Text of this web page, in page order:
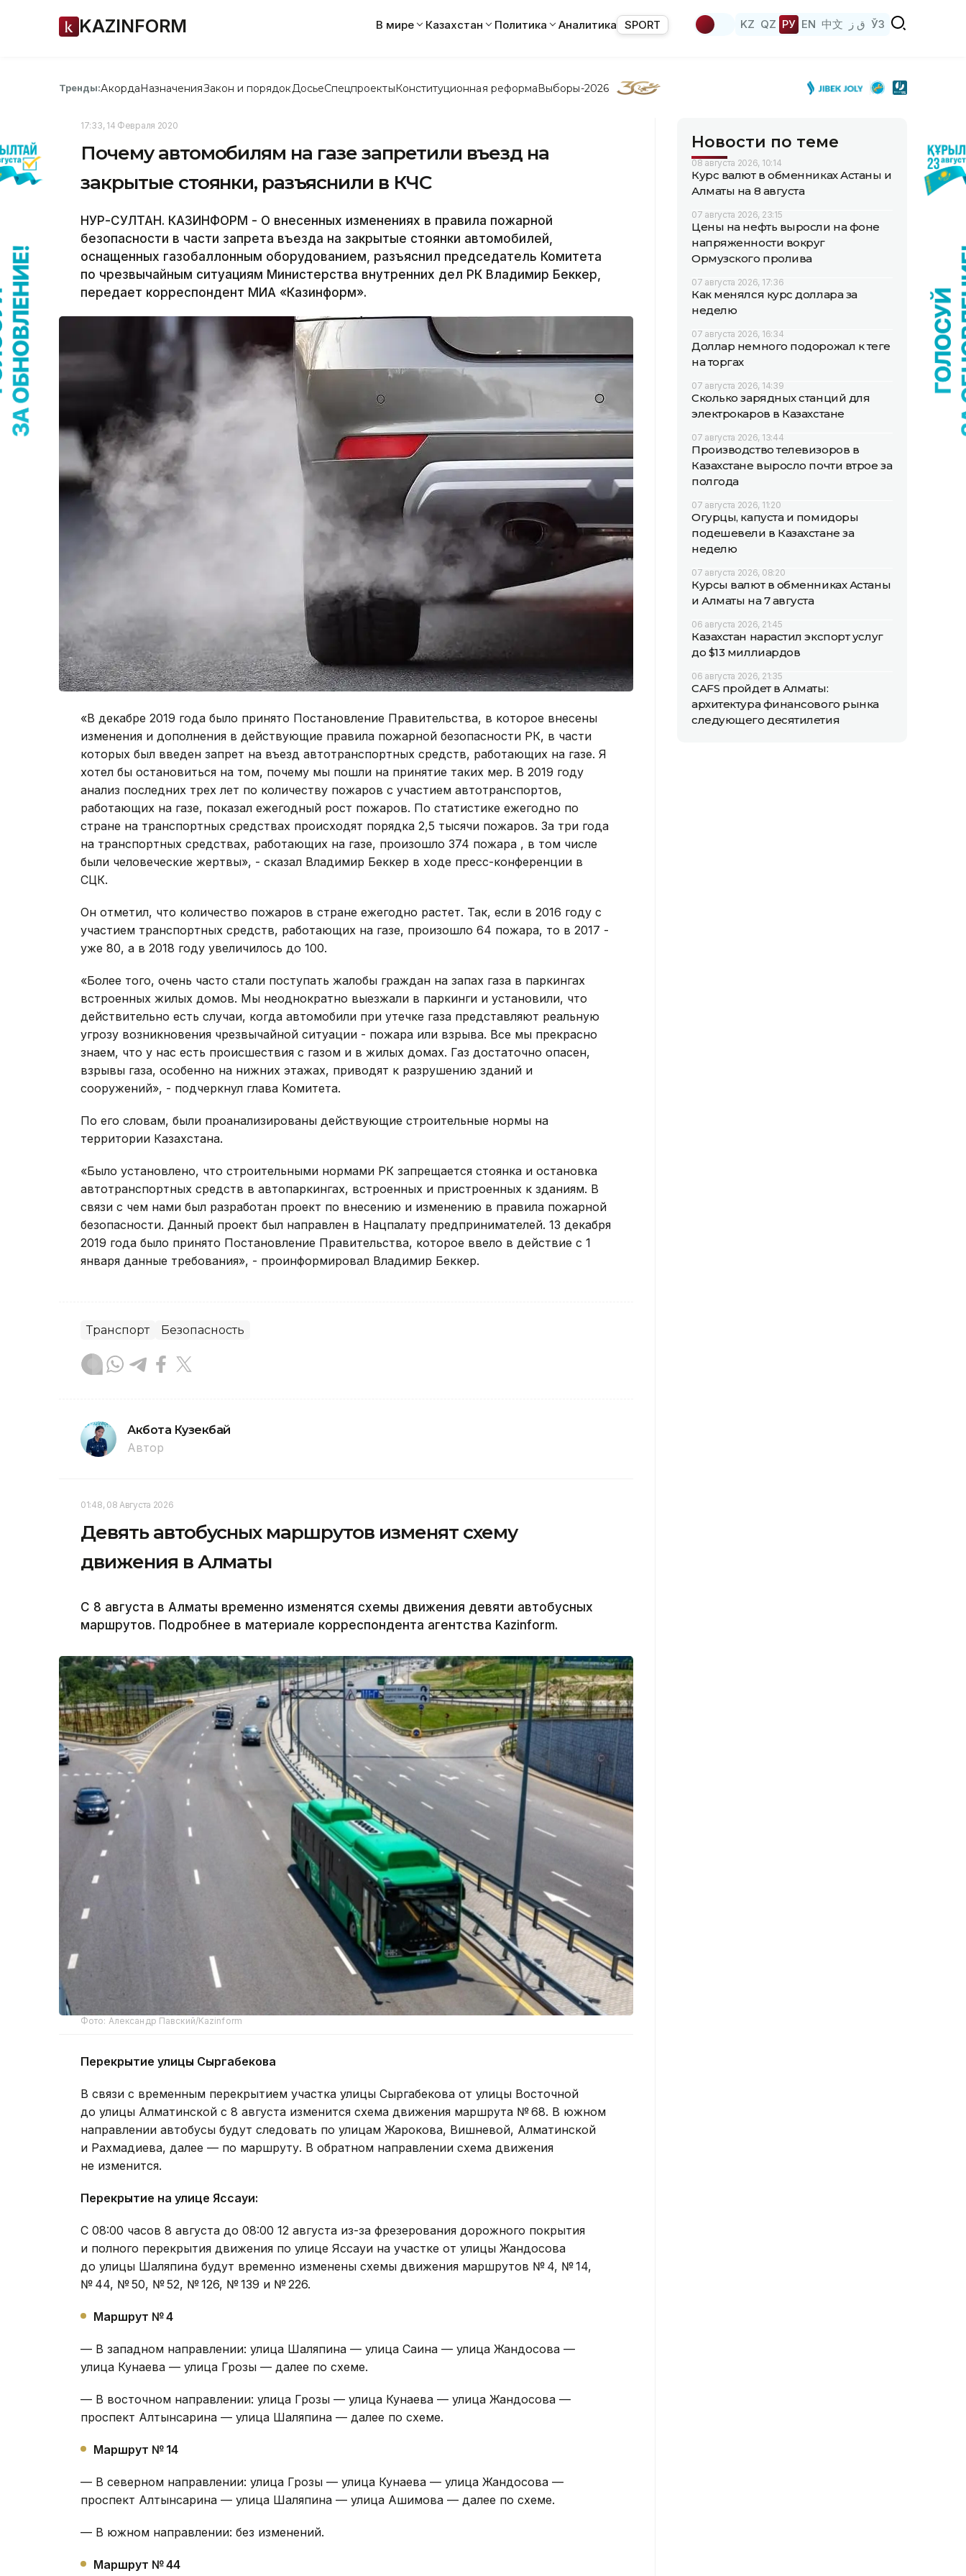
KAZINFORM В мире Казахстан Политика Аналитика SPORT KZ QZ РУ EN 中文 ق ز ЎЗ
Тренды:АкордаНазначенияЗакон и порядок ДосьеСпецпроектыКонституционная реформаВыборы-2026
17:33, 14 Февраля 2020
Почему автомобилям на газе запретили въезд на
закрытые стоянки, разъяснили в КЧС
НУР-СУЛТАН. КАЗИНФОРМ - О внесенных изменениях в правила пожарной
безопасности в части запрета въезда на закрытые стоянки автомобилей,
оснащенных газобаллонным оборудованием, разъяснил председатель Комитета
по чрезвычайным ситуациям Министерства внутренних дел РК Владимир Беккер,
передает корреспондент МИА «Казинформ».
«В декабре 2019 года было принято Постановление Правительства, в которое внесены
изменения и дополнения в действующие правила пожарной безопасности РК, в части
которых был введен запрет на въезд автотранспортных средств, работающих на газе. Я
хотел бы остановиться на том, почему мы пошли на принятие таких мер. В 2019 году
анализ последних трех лет по количеству пожаров с участием автотранспортов,
работающих на газе, показал ежегодный рост пожаров. По статистике ежегодно по
стране на транспортных средствах происходят порядка 2,5 тысячи пожаров. За три года
на транспортных средствах, работающих на газе, произошло 374 пожара , в том числе
были человеческие жертвы», - сказал Владимир Беккер в ходе пресс-конференции в
СЦК.
Он отметил, что количество пожаров в стране ежегодно растет. Так, если в 2016 году с
участием транспортных средств, работающих на газе, произошло 64 пожара, то в 2017 -
уже 80, а в 2018 году увеличилось до 100.
«Более того, очень часто стали поступать жалобы граждан на запах газа в паркингах
встроенных жилых домов. Мы неоднократно выезжали в паркинги и установили, что
действительно есть случаи, когда автомобили при утечке газа представляют реальную
угрозу возникновения чрезвычайной ситуации - пожара или взрыва. Все мы прекрасно
знаем, что у нас есть происшествия с газом и в жилых домах. Газ достаточно опасен,
взрывы газа, особенно на нижних этажах, приводят к разрушению зданий и
сооружений», - подчеркнул глава Комитета.
По его словам, были проанализированы действующие строительные нормы на
территории Казахстана.
«Было установлено, что строительными нормами РК запрещается стоянка и остановка
автотранспортных средств в автопаркингах, встроенных и пристроенных к зданиям. В
связи с чем нами был разработан проект по внесению и изменению в правила пожарной
безопасности. Данный проект был направлен в Нацпалату предпринимателей. 13 декабря
2019 года было принято Постановление Правительства, которое ввело в действие с 1
января данные требования», - проинформировал Владимир Беккер.
Транспорт Безопасность
Акбота Кузекбай
Автор
01:48, 08 Августа 2026
Девять автобусных маршрутов изменят схему
движения в Алматы
С 8 августа в Алматы временно изменятся схемы движения девяти автобусных
маршрутов. Подробнее в материале корреспондента агентства Kazinform.
Фото: Александр Павский/Kazinform
Перекрытие улицы Сыргабекова
В связи с временным перекрытием участка улицы Сыргабекова от улицы Восточной
до улицы Алматинской с 8 августа изменится схема движения маршрута № 68. В южном
направлении автобусы будут следовать по улицам Жарокова, Вишневой, Алматинской
и Рахмадиева, далее — по маршруту. В обратном направлении схема движения
не изменится.
Перекрытие на улице Яссауи:
С 08:00 часов 8 августа до 08:00 12 августа из-за фрезерования дорожного покрытия
и полного перекрытия движения по улице Яссауи на участке от улицы Жандосова
до улицы Шаляпина будут временно изменены схемы движения маршрутов № 4, № 14,
№ 44, № 50, № 52, № 126, № 139 и № 226.
Маршрут № 4
— В западном направлении: улица Шаляпина — улица Саина — улица Жандосова —
улица Кунаева — улица Грозы — далее по схеме.
— В восточном направлении: улица Грозы — улица Кунаева — улица Жандосова —
проспект Алтынсарина — улица Шаляпина — далее по схеме.
Маршрут № 14
— В северном направлении: улица Грозы — улица Кунаева — улица Жандосова —
проспект Алтынсарина — улица Шаляпина — улица Ашимова — далее по схеме.
— В южном направлении: без изменений.
Маршрут № 44
Новости по теме
08 августа 2026, 10:14
Курс валют в обменниках Астаны и
Алматы на 8 августа
07 августа 2026, 23:15
Цены на нефть выросли на фоне
напряженности вокруг
Ормузского пролива
07 августа 2026, 17:36
Как менялся курс доллара за
неделю
07 августа 2026, 16:34
Доллар немного подорожал к теңге
на торгах
07 августа 2026, 14:39
Сколько зарядных станций для
электрокаров в Казахстане
07 августа 2026, 13:44
Производство телевизоров в
Казахстане выросло почти втрое за
полгода
07 августа 2026, 11:20
Огурцы, капуста и помидоры
подешевели в Казахстане за
неделю
07 августа 2026, 08:20
Курсы валют в обменниках Астаны
и Алматы на 7 августа
06 августа 2026, 21:45
Казахстан нарастил экспорт услуг
до $13 миллиардов
06 августа 2026, 21:35
CAFS пройдет в Алматы:
архитектура финансового рынка
следующего десятилетия